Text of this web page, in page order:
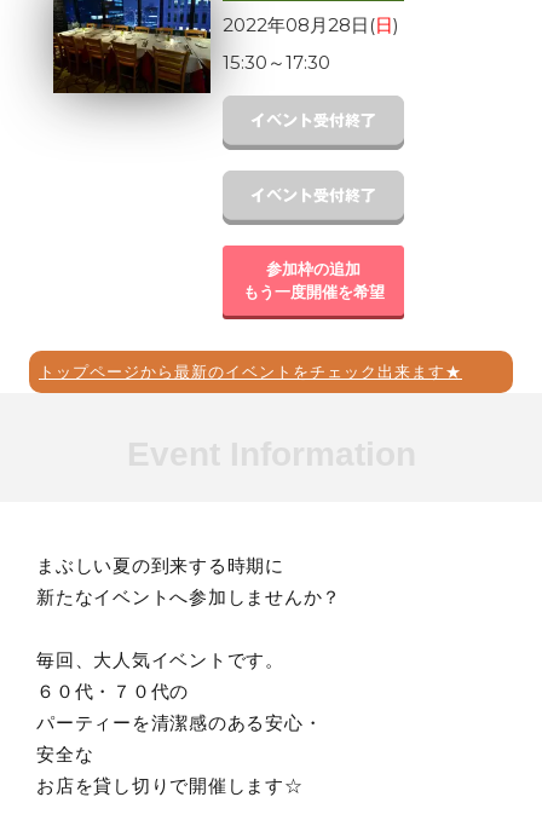
2022年08月28日(日)
15:30 ～17:30
参加枠の追加
もう一度開催を希望
トップページから最新のイベントをチェック出来ます★
まぶしい夏の到来する時期に
新たなイベントへ参加しませんか？
毎回、大人気イベントです。
６０代・７０代の
パーティーを清潔感のある安心・
安全な
お店を貸し切りで開催します☆